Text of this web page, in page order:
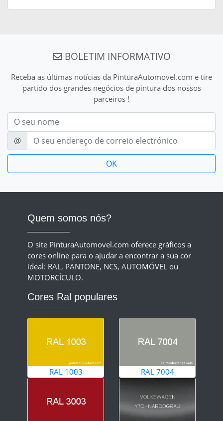
BOLETIM INFORMATIVO
Receba as últimas notícias da PinturaAutomovel.com e tire
partido dos grandes negócios de pintura dos nossos
parceiros !
Nom
E-mail
@
Quem somos nós?
O site PinturaAutomovel.com oferece gráficos a
cores online para o ajudar a encontrar a sua cor
ideal: RAL, PANTONE, NCS, AUTOMÓVEL ou
MOTORCÍCULO.
Cores Ral populares
RAL 1003 RAL 7004